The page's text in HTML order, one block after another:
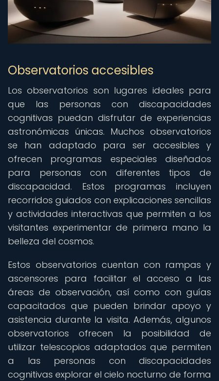
Observatorios accesibles
Los observatorios son lugares ideales para
que las personas con discapacidades
cognitivas puedan disfrutar de experiencias
astronómicas únicas. Muchos observatorios
se han adaptado para ser accesibles y
ofrecen programas especiales diseñados
para personas con diferentes tipos de
discapacidad. Estos programas incluyen
recorridos guiados con explicaciones sencillas
y actividades interactivas que permiten a los
visitantes experimentar de primera mano la
belleza del cosmos.
Estos observatorios cuentan con rampas y
ascensores para facilitar el acceso a las
áreas de observación, así como con guías
capacitados que pueden brindar apoyo y
asistencia durante la visita. Además, algunos
observatorios ofrecen la posibilidad de
utilizar telescopios adaptados que permiten
a las personas con discapacidades
cognitivas explorar el cielo nocturno de forma